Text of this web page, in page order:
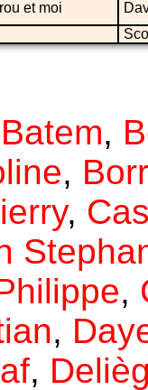
et moi
Batem,
,
,
,
,
,